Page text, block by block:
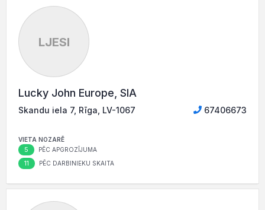
LJESI
Lucky John Europe, SIA
Skandu iela 7, Rīga, LV-1067 67406673
VIETA NOZARĒ
5 PĒC APGROZĪJUMA
11 PĒC DARBINIEKU SKAITA